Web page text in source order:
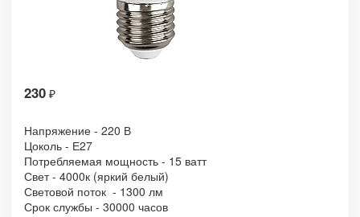
230 ₽
Напряжение - 220 В
Цоколь - Е27
Потребляемая мощность - 15 ватт
Свет - 4000к (яркий белый)
Световой поток - 1300 лм
Срок службы - 30000 часов